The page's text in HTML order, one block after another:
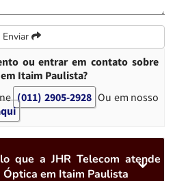
Enviar
ou entrar em contato sobre
Itaim Paulista?
(011) 2905-2928 Ou em nosso
que a JHR Telecom atende
em Itaim Paulista